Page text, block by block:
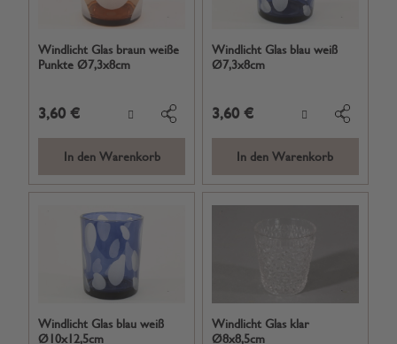
Windlicht Glas braun weiße
Punkte Ø7,3x8cm
3,60 €
In den Warenkorb
Windlicht Glas blau weiß
Ø7,3x8cm
3,60 €
In den Warenkorb
Windlicht Glas blau weiß
Ø10x12,5cm
Windlicht Glas klar
Ø8x8,5cm